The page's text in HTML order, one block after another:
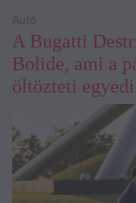
A Bugatti
Bolide, ami a
öltözteti
Autó